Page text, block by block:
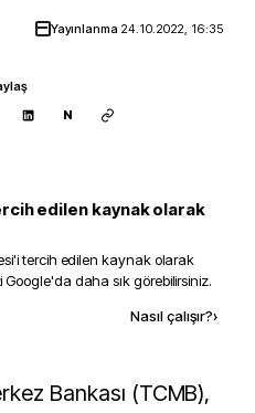
Yayınlanma 24.10.2022, 16:35
N
edilen kaynak olarak
'i tercih edilen kaynak olarak
daha sık görebilirsiniz.
Nasıl çalışır?›